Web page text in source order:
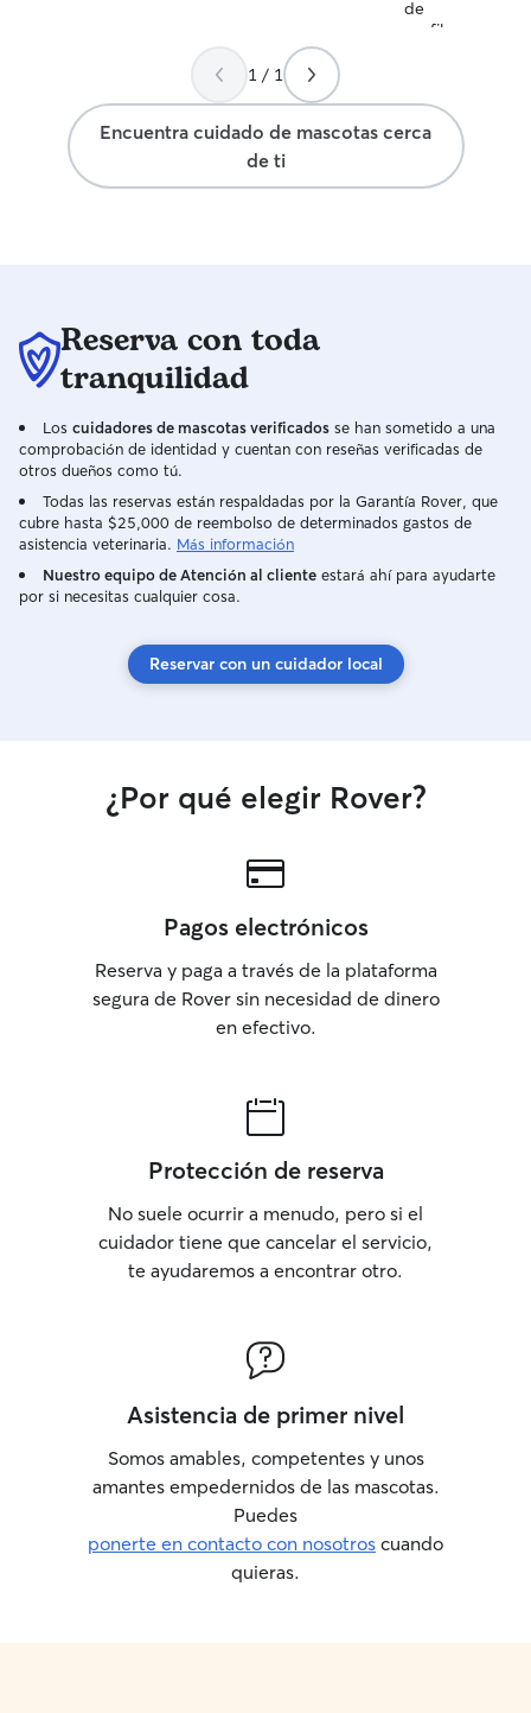
1 / 1
Encuentra cuidado de mascotas cerca
de ti
Reserva con toda
tranquilidad
Los cuidadores de mascotas verificados se han sometido a una
comprobación de identidad y cuentan con reseñas verificadas de
otros dueños como tú.
Todas las reservas están respaldadas por la Garantía Rover, que
cubre hasta $25,000 de reembolso de determinados gastos de
asistencia veterinaria. Más información
Nuestro equipo de Atención al cliente estará ahí para ayudarte
por si necesitas cualquier cosa.
Reservar con un cuidador local
¿Por qué elegir Rover?
Pagos electrónicos
Reserva y paga a través de la plataforma
segura de Rover sin necesidad de dinero
en efectivo.
Protección de reserva
No suele ocurrir a menudo, pero si el
cuidador tiene que cancelar el servicio,
te ayudaremos a encontrar otro.
Asistencia de primer nivel
Somos amables, competentes y unos
amantes empedernidos de las mascotas.
Puedes
ponerte en contacto con nosotros cuando
quieras.